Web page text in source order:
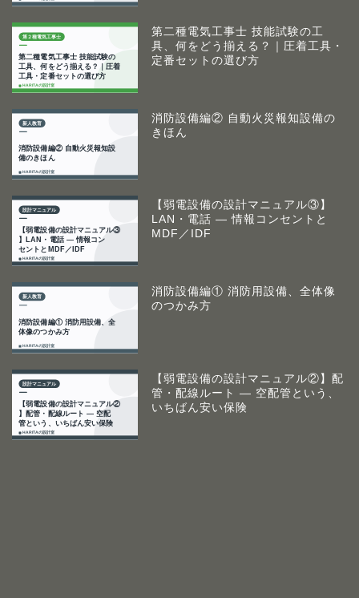
第二種電気工事士 技能試験の工
具、何をどう揃える？｜圧着工具・
定番セットの選び方
消防設備編② 自動火災報知設備の
きほん
【弱電設備の設計マニュアル③】
LAN・電話 ― 情報コンセントと
MDF／IDF
消防設備編① 消防用設備、全体像
のつかみ方
【弱電設備の設計マニュアル②】配
管・配線ルート ― 空配管という、
いちばん安い保険